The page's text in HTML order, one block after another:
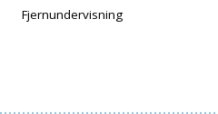
Fjernundervisning